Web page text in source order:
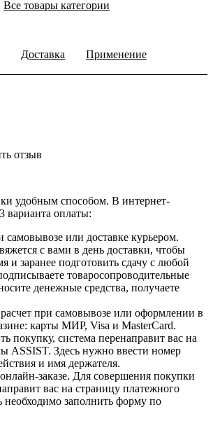
Все товары категории
Доставка Применение
отзыв
удобным способом. В интернет-
варианта оплаты:
или доставке курьером.
с вами в день доставки, чтобы
и заранее подготовить сдачу с любой
товаросопроводительные
денежные средства, получаете
при самовывозе или оформлении в
карты МИР, Visa и MasterCard.
покупку, система перенаправит вас на
ASSIST. Здесь нужно ввести номер
и имя держателя.
заказе. Для совершения покупки
вас на страницу платежного
необходимо заполнить форму по